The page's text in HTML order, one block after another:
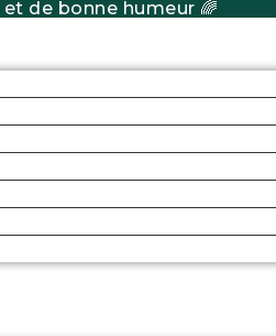
de bonne humeur 🌈